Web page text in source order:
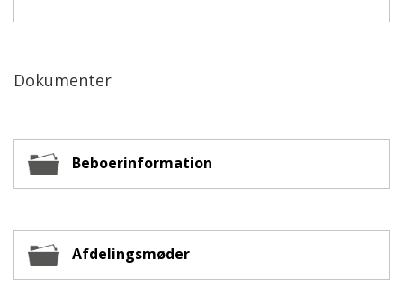
Dokumenter
Beboerinformation
Afdelingsmøder